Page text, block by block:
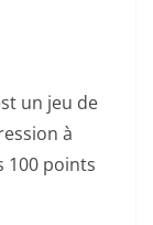
un jeu de
à
100 points